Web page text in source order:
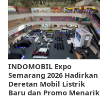
INDOMOBIL Expo
Semarang 2026 Hadirkan
Deretan Mobil Listrik
Baru dan Promo Menarik